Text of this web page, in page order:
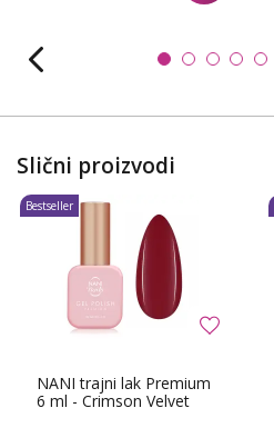
Slični proizvodi
NANI trajni lak Premium
6 ml - Crimson Velvet
Bestseller